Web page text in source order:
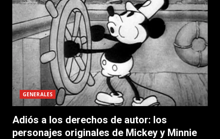
GENERALES
Adiós a los derechos de autor: los
personajes originales de Mickey y Minnie